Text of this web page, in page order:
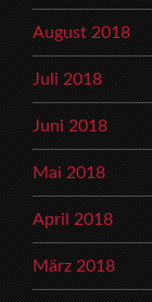
August 2018
Juli 2018
Juni 2018
Mai 2018
April 2018
März 2018